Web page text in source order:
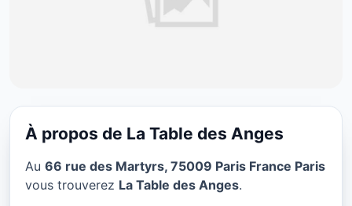
La Table des Anges à Paris
À propos de La Table des Anges
Au 66 rue des Martyrs, 75009 Paris France Paris
vous trouverez La Table des Anges.